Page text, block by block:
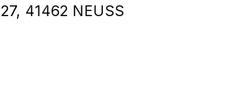
27, 41462 NEUSS